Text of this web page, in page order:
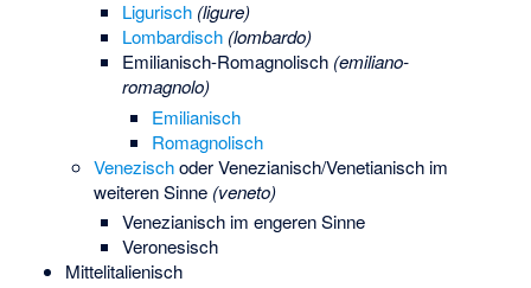
Ligurisch (ligure)
Lombardisch (lombardo)
Emilianisch-Romagnolisch (emiliano-
romagnolo)
Emilianisch
Romagnolisch
Venezischoder Venezianisch/Venetianisch im
weiteren Sinne (veneto)
Venezianisch im engeren Sinne
Veronesisch
Mittelitalienisch